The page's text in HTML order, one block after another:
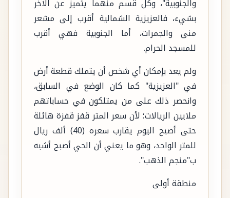
والجنوبية"، وكل قسم منهما يتميز عن الآخر
بشيء، فالعزيزية الشمالية أقرب إلى مشعر
منى والجمرات، أما الجنوبية فهي أقرب
للمسجد الحرام.
ولم يعد بإمكان أي شخص أن يتملك قطعة أرض
في "العزيزية" كما كان الوضع في السابق،
وانحصر ذلك على من يمتلكون في حساباتهم
ملايين الريالات؛ لأن سعر المتر قفز قفزة هائلة
حتى أصبح اليوم يقارب سعره (40) ألف ريال
للمتر الواحد، وهو ما يعني أن الحي أصبح أشبه
ب"منجم الذهب".
منطقة أولى